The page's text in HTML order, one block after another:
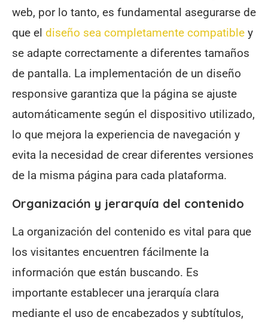
web, por lo tanto, es fundamental asegurarse de
que el diseño sea completamente compatible y
se adapte correctamente a diferentes tamaños
de pantalla. La implementación de un diseño
responsive garantiza que la página se ajuste
automáticamente según el dispositivo utilizado,
lo que mejora la experiencia de navegación y
evita la necesidad de crear diferentes versiones
de la misma página para cada plataforma.
Organización y jerarquía del contenido
La organización del contenido es vital para que
los visitantes encuentren fácilmente la
información que están buscando. Es
importante establecer una jerarquía clara
mediante el uso de encabezados y subtítulos,